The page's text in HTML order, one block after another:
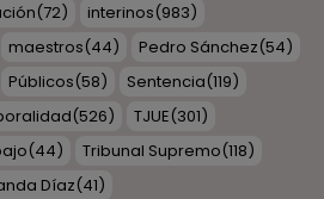
(72) interinos(983)
maestros(44) Pedro Sánchez(54)
Públicos(58) Sentencia(119)
(526) TJUE(301)
(44) Tribunal Supremo(118)
Díaz(41)